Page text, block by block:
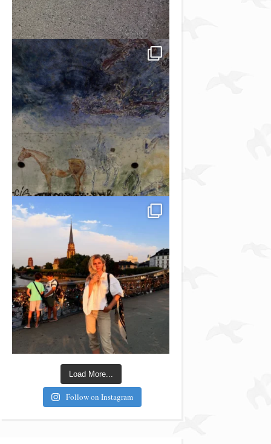
Load More...
Follow on Instagram